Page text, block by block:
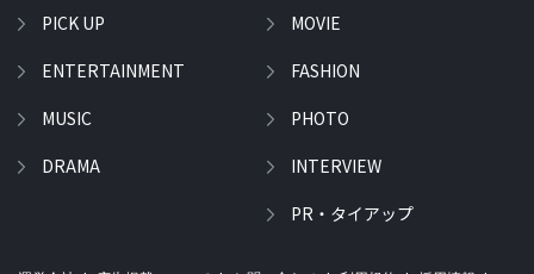
PICK UP
ENTERTAINMENT
MUSIC
DRAMA
MOVIE
FASHION
PHOTO
INTERVIEW
PR・タイアップ